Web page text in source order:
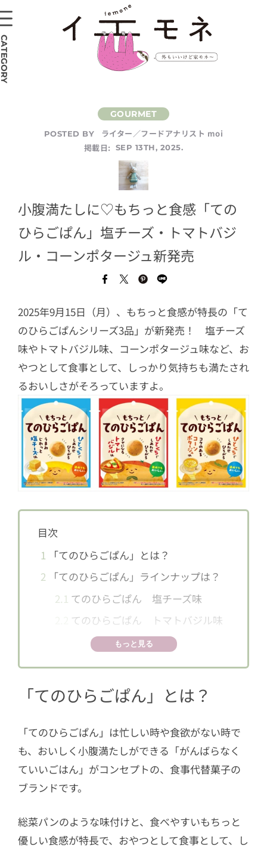
POSTED BY
ライター／フードアナリスト moi
掲載日:
SEP 13TH, 2025.
小腹満たしに♡もちっと食感「ての
ひらごぱん」塩チーズ・トマトバジ
ル・コーンポタージュ新発売
2025年9月15日（月）、もちっと食感が特長の「て
のひらごぱんシリーズ3品」が新発売！ 塩チーズ
味やトマトバジル味、コーンポタージュ味など、お
やつとして食事として、しっかり気持ちも満たされ
るおいしさがそろっていますよ。
目次
1
「てのひらごぱん」とは？
2 「てのひらごぱん」ラインナップは？
2.1 てのひらごぱん 塩チーズ味
てのひらごぱん トマトバジル味
てのひらごぱん コーンポタージ
もっと見る
「てのひらごぱん」とは？
「てのひらごぱん」は忙しい時や食欲がない時で
も、おいしく小腹満たしができる「がんばらなく
ていいごはん」がコンセプトの、食事代替菓子の
ブランドです。
総菜パンのような味付けと、食べやすいもちっと
優しい食感が特長で、おやつとして食事として、し